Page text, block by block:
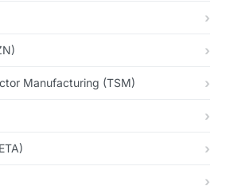
Manufacturing (TSM)